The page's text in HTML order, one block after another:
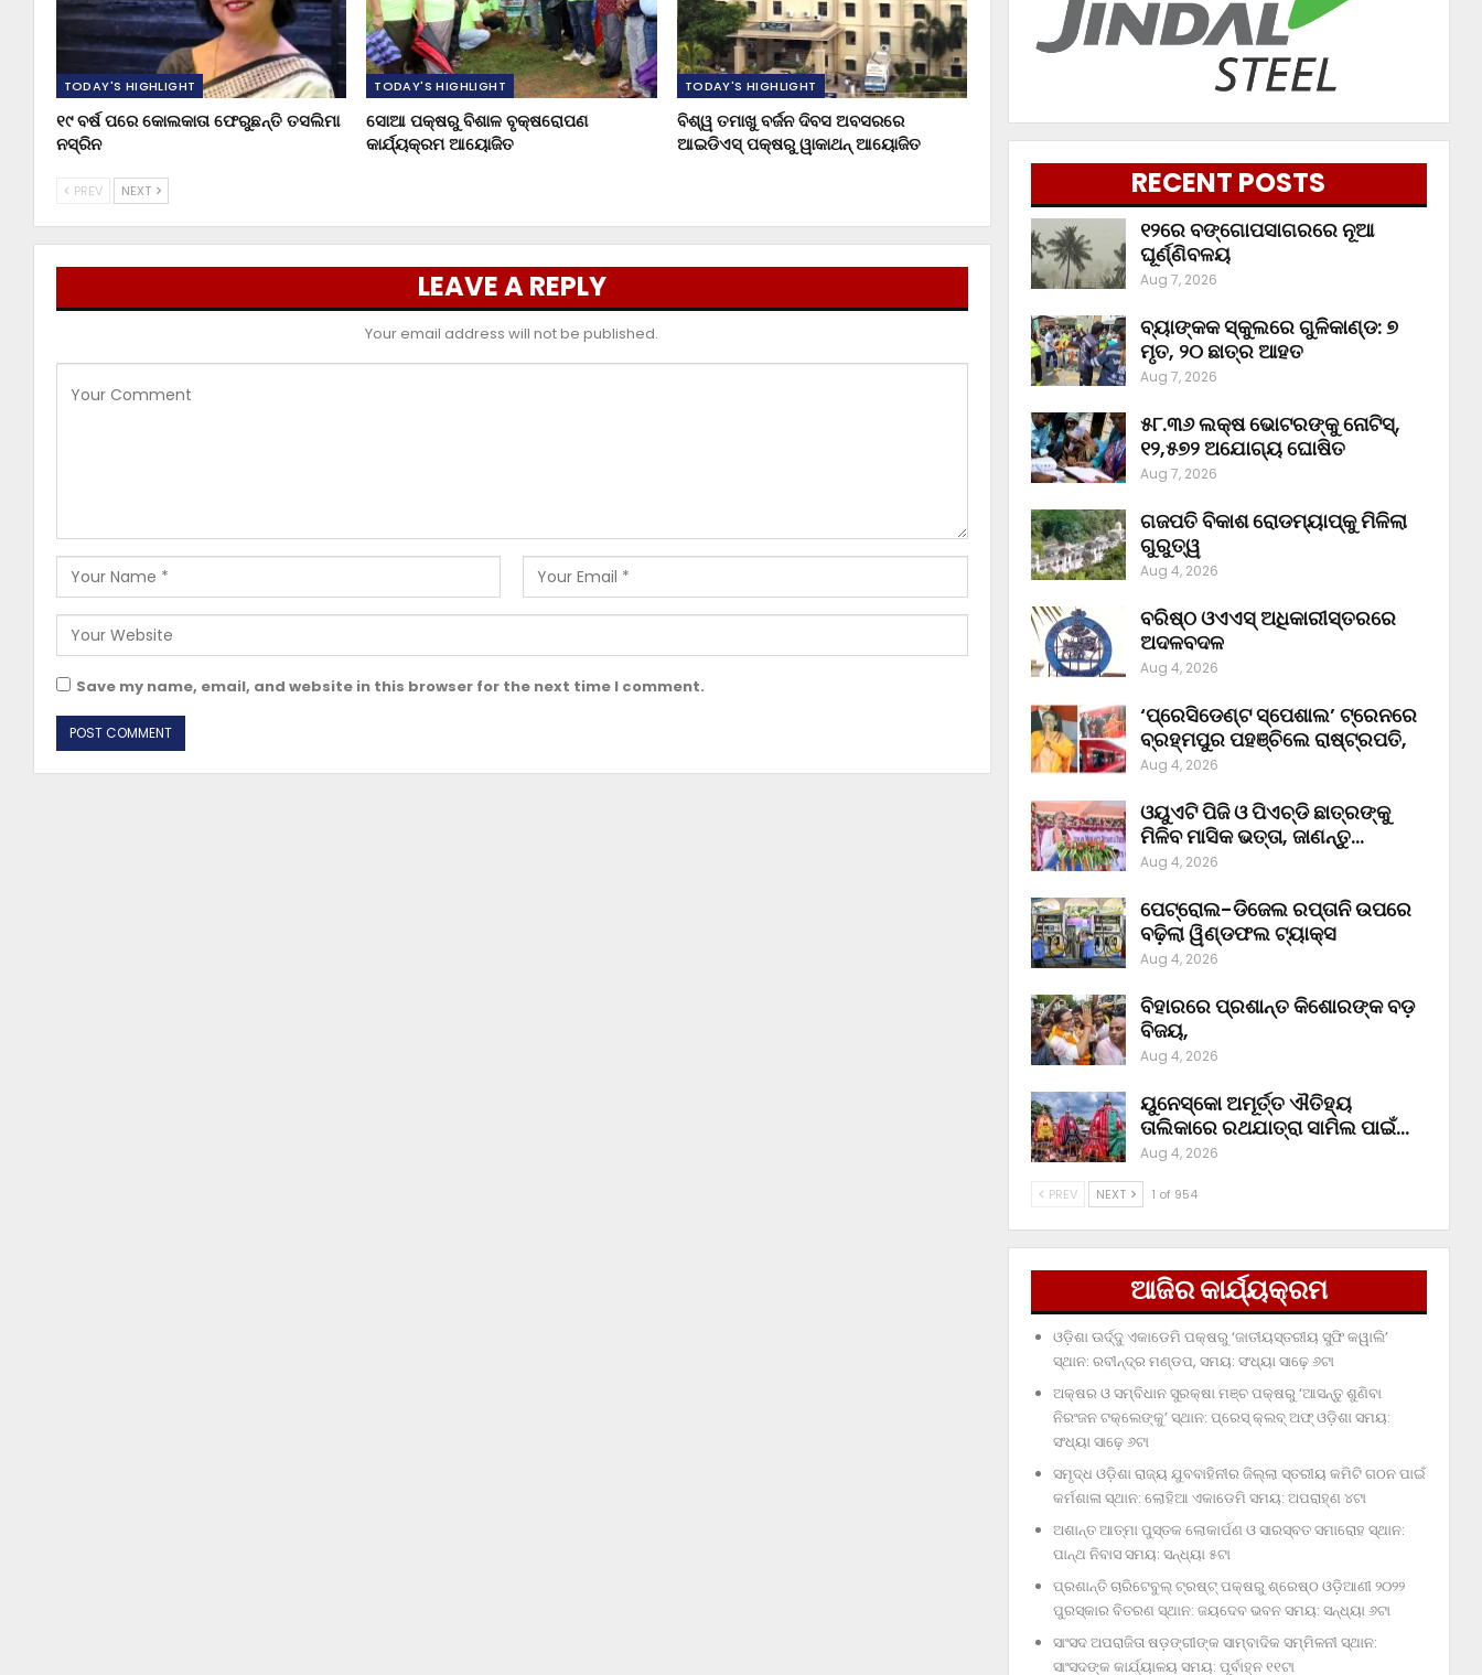
TODAY'S HIGHLIGHT
୧୯ ବର୍ଷ ପରେ କୋଲକାତା ଫେରୁଛନ୍ତି ତସଲିମା
ନସ୍ରିନ
TODAY'S HIGHLIGHT
ସୋଆ ପକ୍ଷରୁ ବିଶାଳ ବୃକ୍ଷରୋପଣ
କାର୍ଯ୍ୟକ୍ରମ ଆୟୋଜିତ
TODAY'S HIGHLIGHT
ବିଶ୍ୱ ତମାଖୁ ବର୍ଜନ ଦିବସ ଅବସରରେ
ଆଇଡିଏସ୍ ପକ୍ଷରୁ ୱାକାଥନ୍ ଆୟୋଜିତ
PREV NEXT
LEAVE A REPLY
Your email address will not be published.
Save my name, email, and website in this browser for the next time I comment.
RECENT POSTS
୧୨ରେ ବଙ୍ଗୋପସାଗରରେ ନୂଆ
ଘୂର୍ଣ୍ଣିବଳୟ
Aug 7, 2026
ବ୍ୟାଙ୍କକ ସ୍କୁଲରେ ଗୁଳିକାଣ୍ଡ: ୭
ମୃତ, ୨୦ ଛାତ୍ର ଆହତ
Aug 7, 2026
୫୮.୩୬ ଲକ୍ଷ ଭୋଟରଙ୍କୁ ନୋଟିସ୍‌,
୧୨,୫୭୨ ଅଯୋଗ୍ୟ ଘୋଷିତ
Aug 7, 2026
ଗଜପତି ବିକାଶ ରୋଡମ୍ୟାପ୍‌କୁ ମିଳିଲା
ଗୁରୁତ୍ୱ
Aug 4, 2026
ବରିଷ୍ଠ ଓଏଏସ୍‌ ଅଧିକାରୀସ୍ତରରେ
ଅଦଳବଦଳ
Aug 4, 2026
‘ପ୍ରେସିଡେଣ୍ଟ ସ୍ପେଶାଲ’ ଟ୍ରେନରେ
ବ୍ରହ୍ମପୁର ପହଞ୍ଚିଲେ ରାଷ୍ଟ୍ରପତି,
Aug 4, 2026
ଓୟୁଏଟି ପିଜି ଓ ପିଏଚ୍‌ଡି ଛାତ୍ରଙ୍କୁ
ମିଳିବ ମାସିକ ଭତ୍ତା, ଜାଣନ୍ତୁ…
Aug 4, 2026
ପେଟ୍ରୋଲ-ଡିଜେଲ ରପ୍ତାନି ଉପରେ
ବଢ଼ିଲା ୱିଣ୍ଡଫଲ ଟ୍ୟାକ୍ସ
Aug 4, 2026
ବିହାରରେ ପ୍ରଶାନ୍ତ କିଶୋରଙ୍କ ବଡ଼
ବିଜୟ,
Aug 4, 2026
ୟୁନେସ୍କୋ ଅମୂର୍ତ୍ତ ଐତିହ୍ୟ
ତାଲିକାରେ ରଥଯାତ୍ରା ସାମିଲ ପାଇଁ…
Aug 4, 2026
PREV NEXT 1 of 954
ଆଜିର କାର୍ଯ୍ୟକ୍ରମ
ଓଡ଼ିଶା ଊର୍ଦ୍ଦୁ ଏକାଡେମି ପକ୍ଷରୁ ‘ଜାତୀୟସ୍ତରୀୟ ସୁଫି କୱାଲି’
ସ୍ଥାନ: ରବୀନ୍ଦ୍ର ମଣ୍ଡପ, ସମୟ: ସଂଧ୍ୟା ସାଢ଼େ ୬ଟା
ଅକ୍ଷର ଓ ସମ୍ବିଧାନ ସୁରକ୍ଷା ମଞ୍ଚ ପକ୍ଷରୁ ‘ଆସନ୍ତୁ ଶୁଣିବା
ନିରଂଜନ ଟକ୍‌ଲେଙ୍କୁ’ ସ୍ଥାନ: ପ୍ରେସ୍‌ କ୍ଲବ୍‌ ଅଫ୍‌ ଓଡ଼ିଶା ସମୟ:
ସଂଧ୍ୟା ସାଢ଼େ ୬ଟା
ସମୃଦ୍ଧ ଓଡ଼ିଶା ରାଜ୍ୟ ଯୁବବାହିନୀର ଜିଲ୍ଲା ସ୍ତରୀୟ କମିଟି ଗଠନ ପାଇଁ
କର୍ମଶାଳା ସ୍ଥାନ: ଲୋହିଆ ଏକାଡେମି ସମୟ: ଅପରାହ୍‌ଣ ୪ଟା
ଅଶାନ୍ତ ଆତ୍ମା ପୁସ୍ତକ ଲୋକାର୍ପଣ ଓ ସାରସ୍ବତ ସମାରୋହ ସ୍ଥାନ:
ପାନ୍ଥ ନିବାସ ସମୟ: ସନ୍ଧ୍ୟା ୫ଟା
ପ୍ରଶାନ୍ତି ଚାରିଟେବୁଲ୍‌ ଟ୍ରଷ୍ଟ୍‌ ପକ୍ଷରୁ ଶ୍ରେଷ୍ଠ ଓଡ଼ିଆଣୀ ୨୦୨୨
ପୁରସ୍କାର ବିତରଣ ସ୍ଥାନ: ଜୟଦେବ ଭବନ ସମୟ: ସନ୍ଧ୍ୟା ୬ଟା
ସାଂସଦ ଅପରାଜିତା ଷଡ଼ଙ୍ଗୀଙ୍କ ସାମ୍ବାଦିକ ସମ୍ମିଳନୀ ସ୍ଥାନ:
ସାଂସଦଙ୍କ କାର୍ଯ୍ୟାଳୟ ସମୟ: ପୂର୍ବାହ୍ନ ୧୧ଟା